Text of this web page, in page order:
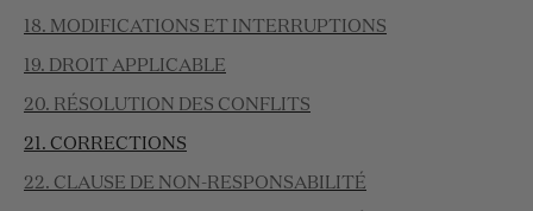
18. MODIFICATIONS ET INTERRUPTIONS
19. DROIT APPLICABLE
20. RÉSOLUTION DES CONFLITS
21. CORRECTIONS
22. CLAUSE DE NON-RESPONSABILITÉ